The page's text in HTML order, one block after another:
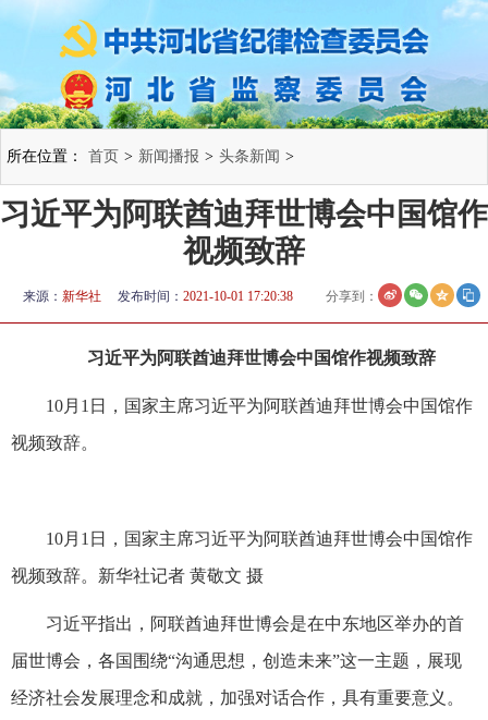
所在位置： 首页 > 新闻播报 > 头条新闻 >
习近平为阿联酋迪拜世博会中国馆作
视频致辞
来源： 新华社 发布时间： 2021-10-01 17:20:38 分享到：
习近平为阿联酋迪拜世博会中国馆作视频致辞
10月1日，国家主席习近平为阿联酋迪拜世博会中国馆作
视频致辞。
10月1日，国家主席习近平为阿联酋迪拜世博会中国馆作
视频致辞。新华社记者 黄敬文 摄
习近平指出，阿联酋迪拜世博会是在中东地区举办的首
届世博会，各国围绕“沟通思想，创造未来”这一主题，展现
经济社会发展理念和成就，加强对话合作，具有重要意义。